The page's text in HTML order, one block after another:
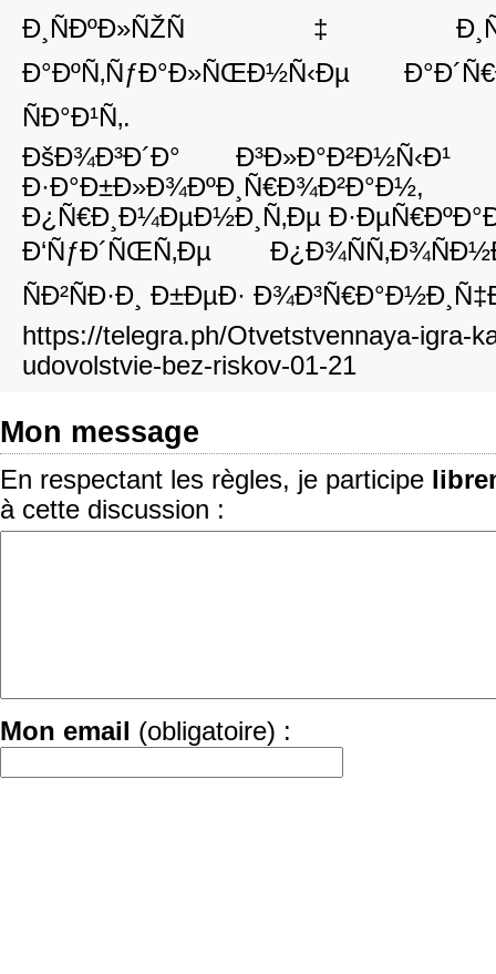
Ð°ÐºÑ‚ÑƒÐ°Ð»ÑŒÐ½Ñ‹Ðµ
ÑÐ°Ð¹Ñ‚.
ÐšÐ¾Ð³Ð´Ð° Ð³Ð»Ð°Ð²Ð½Ñ‹Ð¹
Ð·Ð°Ð±Ð»Ð¾ÐºÐ¸Ñ€Ð¾Ð²Ð°Ð½,
Ð¿Ñ€Ð¸Ð¼ÐµÐ½Ð¸Ñ‚Ðµ
Ð‘ÑƒÐ´ÑŒÑ‚Ðµ
ÑÐ²ÑÐ·Ð¸ Ð±ÐµÐ·
https://telegra.ph/Otvetstvennaya-igra-
udovolstvie-bez-riskov-01-21
Mon message
En respectant les règles, je participe
à cette discussion :
Mon email (obligatoire) :